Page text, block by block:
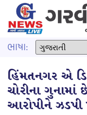
ભાષા:
હિંમતનગર એ
ચોરીના ગુનામાં
આરોપીને ઝડપી